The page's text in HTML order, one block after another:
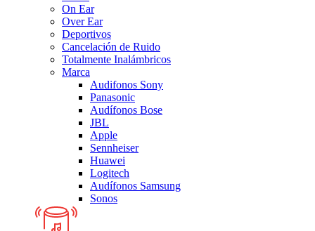
On Ear
Over Ear
Deportivos
Cancelación de Ruido
Totalmente Inalámbricos
Marca
Audifonos Sony
Panasonic
Audífonos Bose
JBL
Apple
Sennheiser
Huawei
Logitech
Audífonos Samsung
Sonos